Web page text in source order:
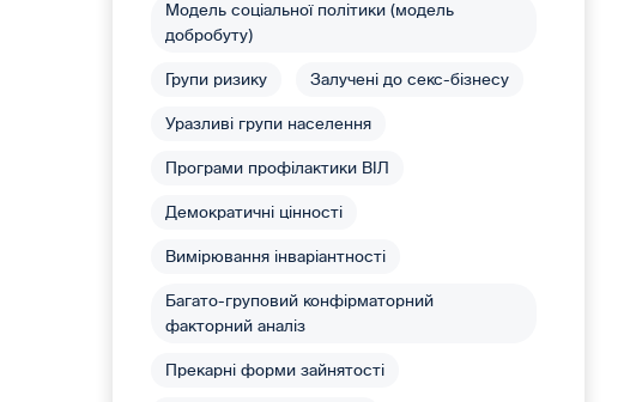
Модель соціальної політики (модель
добробуту)
Групи ризику Залучені до секс-бізнесу
Уразливі групи населення
Програми профілактики ВІЛ
Демократичні цінності
Вимірювання інваріантності
Багато-груповий конфірматорний
факторний аналіз
Прекарні форми зайнятості